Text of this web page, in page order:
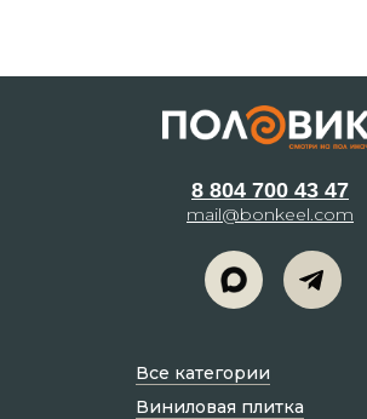
8 804 700 43 47
mail@bonkeel.com
Все категории
Виниловая плитка